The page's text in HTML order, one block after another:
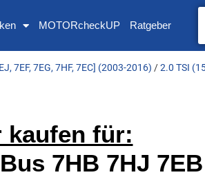
MOTORcheckUP Ratgeber
7EF, 7EG, 7HF, 7EC] (2003-2016) /2.0 TSI
kaufen für:
7HB 7HJ